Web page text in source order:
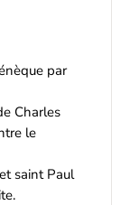
par
Charles
le
saint Paul